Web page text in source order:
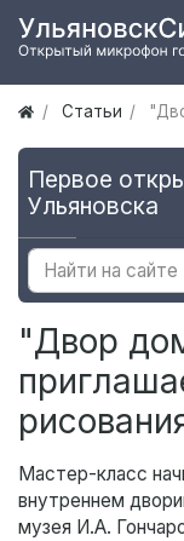
Статьи
Первое
Ульяновска
"Двор
Мастер-класс
внутреннем
музея И.А.